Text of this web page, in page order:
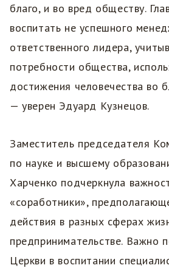
благо, и во вред обществу.
воспитать не успешного
ответственного лидера,
потребности общества,
достижения человечества во
— уверен Эдуард Кузнецов.
Заместитель председателя
по науке и высшему
Харченко подчеркнула
«соработники»,
действия в разных сферах
предпринимательстве. Важно
Церкви в воспитании